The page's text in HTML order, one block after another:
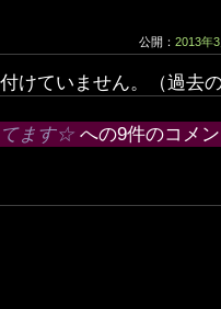
公開： 2013年
けていません。（過去
てます☆ への9件のコメ